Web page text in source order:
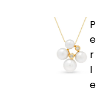
P
e
r
l
e